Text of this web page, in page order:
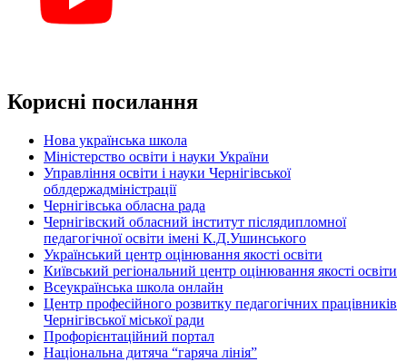
Корисні посилання
Нова українська школа
Міністерство освіти і науки України
Управління освіти і науки Чернігівської
облдержадміністрації
Чернігівська обласна рада
Чернігівский обласний інститут післядипломної
педагогічної освіти імені К.Д.Ушинського
Український центр оцінювання якості освіти
Київський регіональний центр оцінювання якості освіти
Всеукраїнська школа онлайн
Центр професійного розвитку педагогічних працівників
Чернігівської міської ради
Профорієнтаційний портал
Національна дитяча “гаряча лінія”